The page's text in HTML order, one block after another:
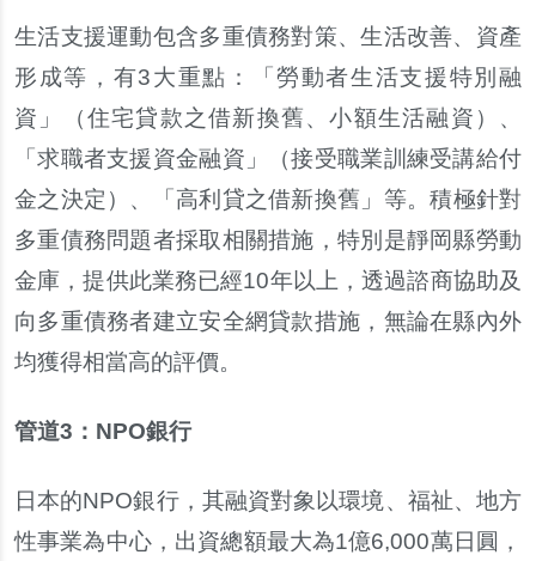
生活支援運動包含多重債務對策、生活改善、 資產
形成等 ， 有3大重點 ：「 勞動者生活支援特別融
資 」 （住宅貸款之借新換舊、小額生活融資 ） 、
「求職者支援資金融資 」 （接受職業訓練受講給付
金之決定 ） 、「 高利貸之借新換舊 」 等。積極針對
多重債務問題者採取相關措施 ，特別是靜岡縣勞動
金庫 ，提供此業務已經10年以上 ，透過諮商協助及
向多重債務者建立安全網貸款措施 ， 無論在縣內外
均獲得相當高的評價。
管道3 ： NPO銀行
日本的NPO銀行， 其融資對象以環境、 福祉、 地方
性事業為中心， 出資總額最大為1億6,000萬日圓 ，